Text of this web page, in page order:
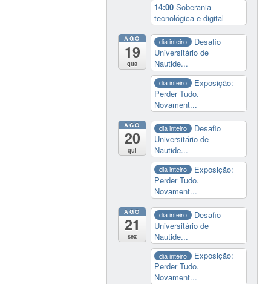
14:00Soberania
tecnológica e digital
AGO
19
qua
dia inteiro
Desafio
Universitário de
Nautide...
dia inteiro
Exposição:
Perder Tudo.
Novament...
AGO
20
qui
dia inteiro
Desafio
Universitário de
Nautide...
dia inteiro
Exposição:
Perder Tudo.
Novament...
AGO
21
sex
dia inteiro
Desafio
Universitário de
Nautide...
dia inteiro
Exposição:
Perder Tudo.
Novament...